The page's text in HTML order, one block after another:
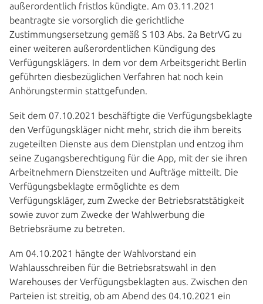
außerordentlich fristlos kündigte. Am 03.11.2021
beantragte sie vorsorglich die gerichtliche
Zustimmungsersetzung gemäß S 103 Abs. 2a BetrVG zu
einer weiteren außerordentlichen Kündigung des
Verfügungsklägers. In dem vor dem Arbeitsgericht Berlin
geführten diesbezüglichen Verfahren hat noch kein
Anhörungstermin stattgefunden.
Seit dem 07.10.2021 beschäftigte die Verfügungsbeklagte
den Verfügungskläger nicht mehr, strich die ihm bereits
zugeteilten Dienste aus dem Dienstplan und entzog ihm
seine Zugangsberechtigung für die App, mit der sie ihren
Arbeitnehmern Dienstzeiten und Aufträge mitteilt. Die
Verfügungsbeklagte ermöglichte es dem
Verfügungskläger, zum Zwecke der Betriebsratstätigkeit
sowie zuvor zum Zwecke der Wahlwerbung die
Betriebsräume zu betreten.
Am 04.10.2021 hängte der Wahlvorstand ein
Wahlausschreiben für die Betriebsratswahl in den
Warehouses der Verfügungsbeklagten aus. Zwischen den
Parteien ist streitig, ob am Abend des 04.10.2021 ein